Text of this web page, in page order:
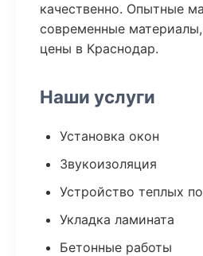
качественно. Опытные
современные
цены в Краснодар.
Наши услуги
Установка окон
Звукоизоляция
Устройство теплых
Укладка ламината
Бетонные работы